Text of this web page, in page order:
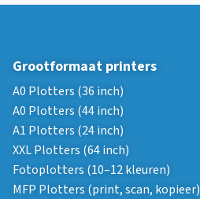
Grootformaat printers
A0 Plotters (36 inch)
A0 Plotters (44 inch)
A1 Plotters (24 inch)
XXL Plotters (64 inch)
Fotoplotters (10–12 kleuren)
MFP Plotters (print, scan, kopieer)